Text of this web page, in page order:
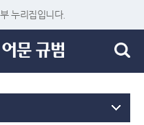
누리집입니다.